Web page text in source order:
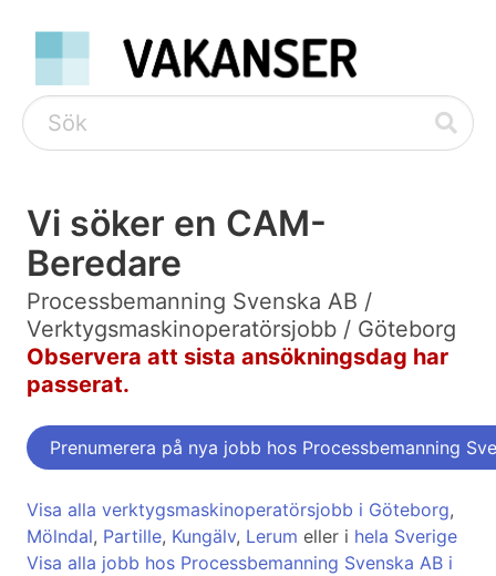
Vi söker en CAM-
Beredare
Processbemanning Svenska AB /
Verktygsmaskinoperatörsjobb / Göteborg
Observera att sista ansökningsdag har
passerat.
Prenumerera på nya jobb hos Processbemanning
Visa alla verktygsmaskinoperatörsjobb i Göteborg,
Mölndal, Partille, Kungälv, Lerum eller i hela Sverige
Visa alla jobb hos Processbemanning Svenska AB i